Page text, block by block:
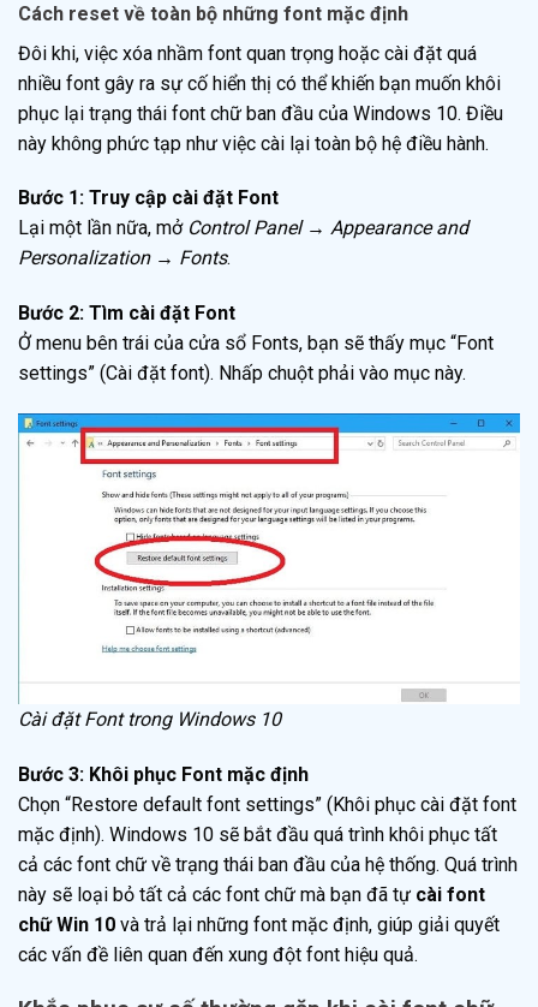
Cách reset về toàn bộ những font mặc định
Đôi khi, việc xóa nhầm font quan trọng hoặc cài đặt quá
nhiều font gây ra sự cố hiển thị có thể khiến bạn muốn khôi
phục lại trạng thái font chữ ban đầu của Windows 10. Điều
này không phức tạp như việc cài lại toàn bộ hệ điều hành.
Bước 1: Truy cập cài đặt Font
Lại một lần nữa, mở Control Panel → Appearance and
Personalization → Fonts.
Bước 2: Tìm cài đặt Font
Ở menu bên trái của cửa sổ Fonts, bạn sẽ thấy mục “Font
settings” (Cài đặt font). Nhấp chuột phải vào mục này.
Cài đặt Font trong Windows 10
Bước 3: Khôi phục Font mặc định
Chọn “Restore default font settings” (Khôi phục cài đặt font
mặc định). Windows 10 sẽ bắt đầu quá trình khôi phục tất
cả các font chữ về trạng thái ban đầu của hệ thống. Quá trình
này sẽ loại bỏ tất cả các font chữ mà bạn đã tự cài font
chữ Win 10 và trả lại những font mặc định, giúp giải quyết
các vấn đề liên quan đến xung đột font hiệu quả.